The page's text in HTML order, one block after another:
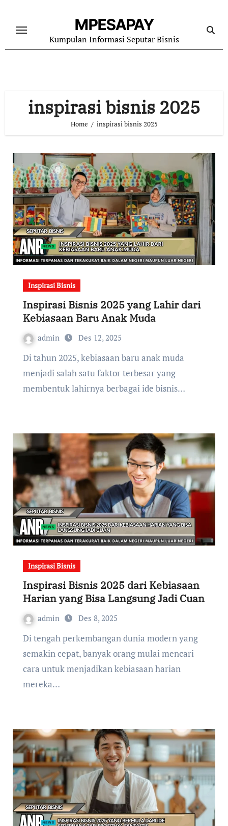
content
MPESAPAY
Kumpulan Informasi Seputar Bisnis
inspirasi bisnis 2025
Home inspirasi bisnis 2025
Inspirasi Bisnis
Inspirasi Bisnis 2025 yang Lahir dari
Kebiasaan Baru Anak Muda
admin Des 12, 2025
Di tahun 2025, kebiasaan baru anak muda
menjadi salah satu faktor terbesar yang
membentuk lahirnya berbagai ide bisnis…
Inspirasi Bisnis
Inspirasi Bisnis 2025 dari Kebiasaan
Harian yang Bisa Langsung Jadi Cuan
admin Des 8, 2025
Di tengah perkembangan dunia modern yang
semakin cepat, banyak orang mulai mencari
cara untuk menjadikan kebiasaan harian
mereka…